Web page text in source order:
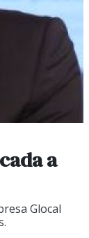
a
Glocal